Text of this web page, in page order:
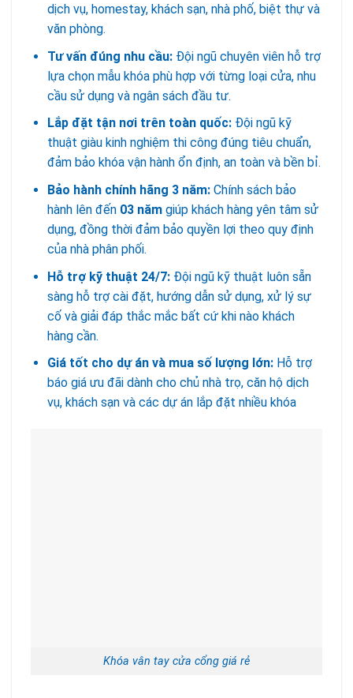
dịch vụ, homestay, khách sạn, nhà phố, biệt thự và
văn phòng.
Tư vấn đúng nhu cầu:Đội ngũ chuyên viên hỗ trợ
lựa chọn mẫu khóa phù hợp với từng loại cửa, nhu
cầu sử dụng và ngân sách đầu tư.
Lắp đặt tận nơi trên toàn quốc:Đội ngũ kỹ
thuật giàu kinh nghiệm thi công đúng tiêu chuẩn,
đảm bảo khóa vận hành ổn định, an toàn và bền bỉ.
Bảo hành chính hãng 3 năm:Chính sách bảo
hành lên đến 03 nămgiúp khách hàng yên tâm sử
dụng, đồng thời đảm bảo quyền lợi theo quy định
của nhà phân phối.
Hỗ trợ kỹ thuật 24/7:Đội ngũ kỹ thuật luôn sẵn
sàng hỗ trợ cài đặt, hướng dẫn sử dụng, xử lý sự
cố và giải đáp thắc mắc bất cứ khi nào khách
hàng cần.
Giá tốt cho dự án và mua số lượng lớn:Hỗ trợ
báo giá ưu đãi dành cho chủ nhà trọ, căn hộ dịch
vụ, khách sạn và các dự án lắp đặt nhiều khóa
Khóa vân tay cửa cổng giá rẻ